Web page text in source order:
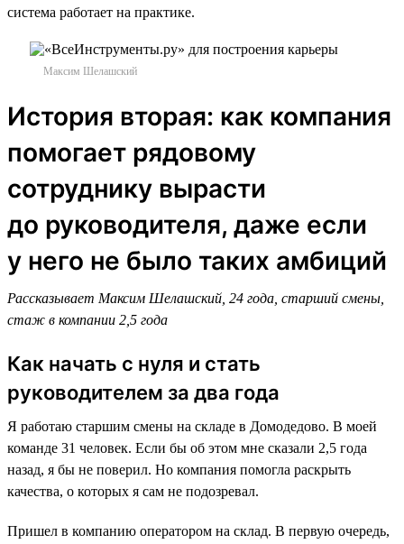
система работает на практике.
Максим Шелашский
История вторая: как компания
помогает рядовому
сотруднику вырасти
до руководителя, даже если
у него не было таких амбиций
Рассказывает Максим Шелашский, 24 года, старший смены,
стаж в компании 2,5 года
Как начать с нуля и стать
руководителем за два года
Я работаю старшим смены на складе в Домодедово. В моей
команде 31 человек. Если бы об этом мне сказали 2,5 года
назад, я бы не поверил. Но компания помогла раскрыть
качества, о которых я сам не подозревал.
Пришел в компанию оператором на склад. В первую очередь,